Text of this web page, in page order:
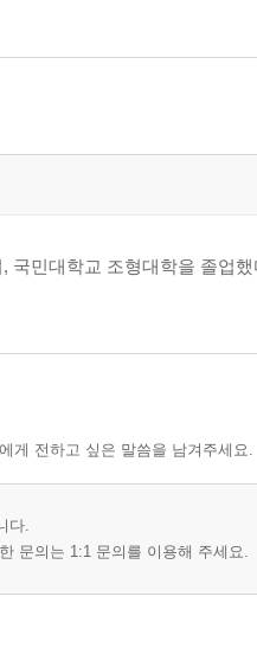
국민대학교 조형대학을 졸업
게 전하고 싶은 말씀을 남겨주세요.
다.
문의는 1:1 문의를 이용해 주세요.